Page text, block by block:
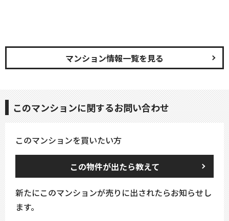
マンション情報一覧を見る
このマンションに関するお問い合わせ
このマンションを買いたい方
この物件が出たら教えて
新たにこのマンションが売りに出されたらお知らせし
ます。